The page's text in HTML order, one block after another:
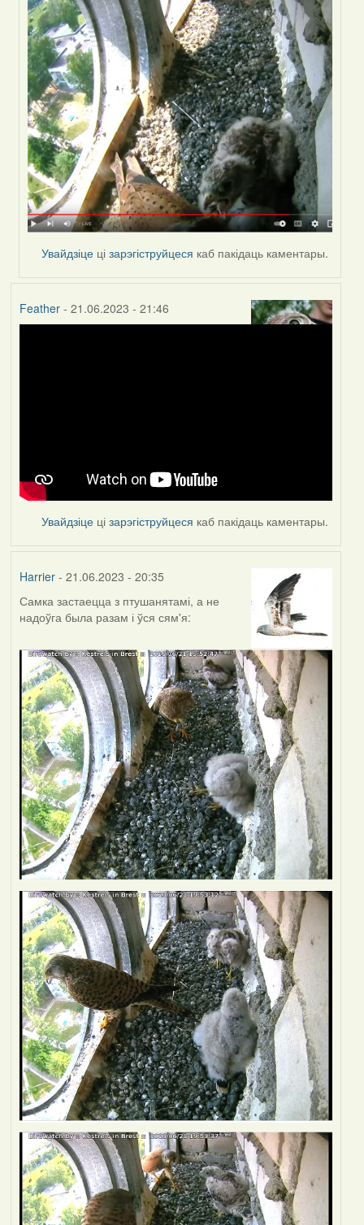
Увайдзіце цізарэгіструйцеся каб пакідаць каментары.
Feather- 21.06.2023 - 21:46
Увайдзіце цізарэгіструйцеся каб пакідаць каментары.
Harrier- 21.06.2023 - 20:35
Самка застаецца з птушанятамі, а не
надоўга была разам і ўся сям'я: